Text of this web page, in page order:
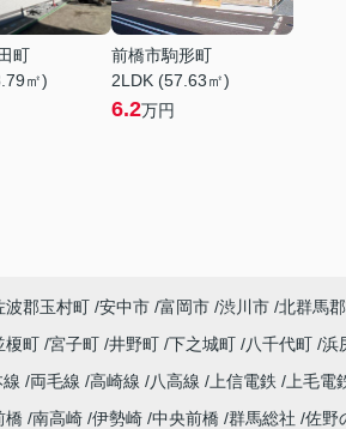
町
㎡)
前橋市駒形町
2LDK (57.63㎡)
6.2万円
波郡玉村町 安中市 富岡市 渋川市 北群馬
榎町 宮子町 井野町 下之城町 八千代町 浜
両毛線 高崎線 八高線 上信電鉄 上毛電
橋 南高崎 伊勢崎 中央前橋 群馬総社 佐野